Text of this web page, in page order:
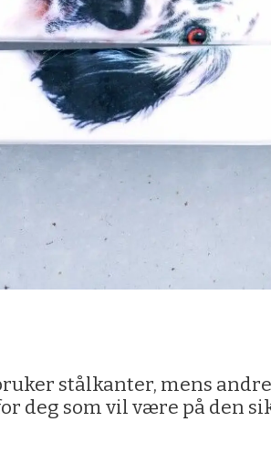
stålkanter, mens
deg som vil være på den